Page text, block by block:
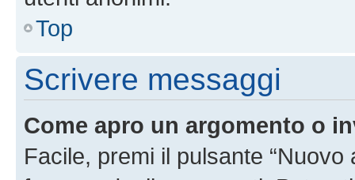
Top
Scrivere messaggi
Come apro un argomento o
Facile, premi il pulsante